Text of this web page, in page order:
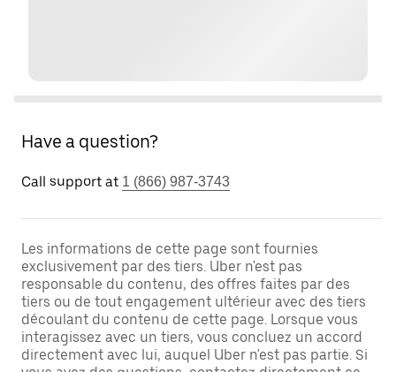
Have a question?
Call support at 1 (866) 987-3743
Les informations de cette page sont fournies
exclusivement par des tiers. Uber n'est pas
responsable du contenu, des offres faites par des
tiers ou de tout engagement ultérieur avec des tiers
découlant du contenu de cette page. Lorsque vous
interagissez avec un tiers, vous concluez un accord
directement avec lui, auquel Uber n'est pas partie. Si